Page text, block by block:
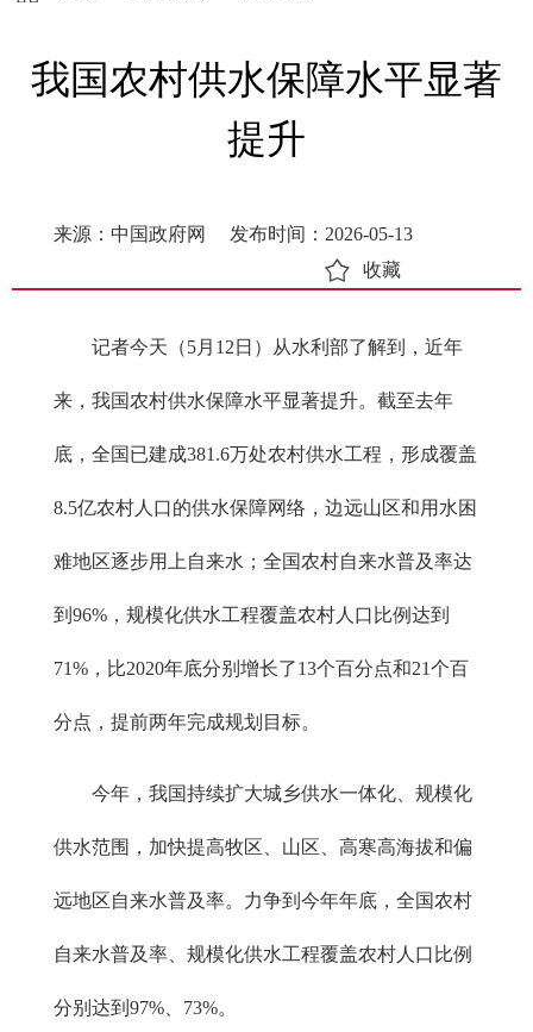
我国农村供水保障水平显著
提升
来源：中国政府网
发布时间：2026-05-13
收藏
记者今天（5月12日）从水利部了解到，近年
来，我国农村供水保障水平显著提升。截至去年
底，全国已建成381.6万处农村供水工程，形成覆盖
8.5亿农村人口的供水保障网络，边远山区和用水困
难地区逐步用上自来水；全国农村自来水普及率达
到96%，规模化供水工程覆盖农村人口比例达到
71%，比2020年底分别增长了13个百分点和21个百
分点，提前两年完成规划目标。
今年，我国持续扩大城乡供水一体化、规模化
供水范围，加快提高牧区、山区、高寒高海拔和偏
远地区自来水普及率。力争到今年年底，全国农村
自来水普及率、规模化供水工程覆盖农村人口比例
分别达到97%、73%。